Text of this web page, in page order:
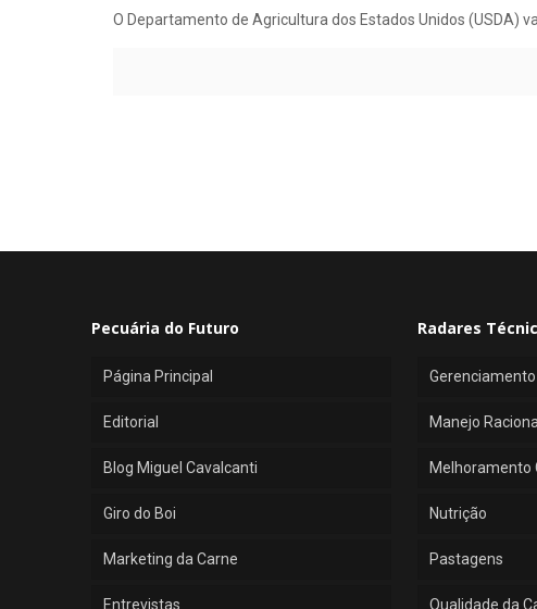
O Departamento de Agricultura dos Estados Unidos (USDA)
Pecuária do Futuro
Página Principal
Editorial
Blog Miguel Cavalcanti
Giro do Boi
Marketing da Carne
Entrevistas
Radares
Gerenciamento
Manejo
Melhoramento
Nutrição
Pastagens
Qualidade da